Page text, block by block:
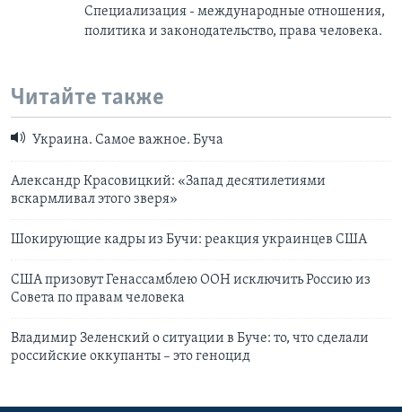
Специализация - международные отношения,
политика и законодательство, права человека.
Читайте также
Украина. Самое важное. Буча
Александр Красовицкий: «Запад десятилетиями
вскармливал этого зверя»
Шокирующие кадры из Бучи: реакция украинцев США
США призовут Генассамблею ООН исключить Россию из
Совета по правам человека
Владимир Зеленский о ситуации в Буче: то, что сделали
российские оккупанты – это геноцид